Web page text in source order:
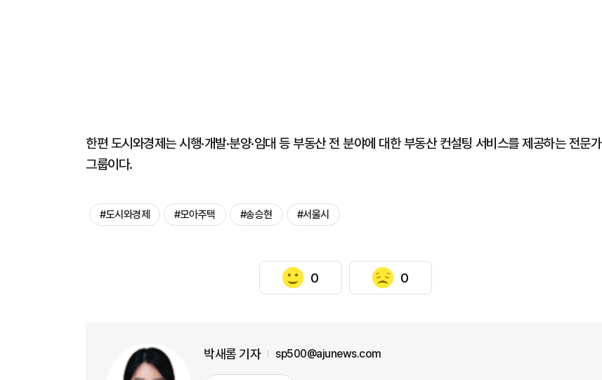
한편 도시와경제는 시행·개발·분양·임대 등 부동산 전 분야에 대한 부동산 컨설팅 서비스를 제공하는 전문가
그룹이다.
#도시와경제 #모아주택 #송승현 #서울시
0 0
박새롬 기자 sp500@ajunews.com